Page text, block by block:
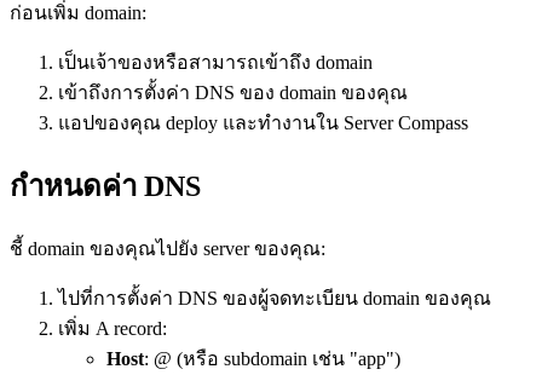
ก่อนเพิ่ม domain:
เป็นเจ้าของหรือสามารถเข้าถึง domain
เข้าถึงการตั้งค่า DNS ของ domain ของคุณ
แอปของคุณ deploy และทำงานใน Server Compass
กำหนดค่า DNS
ชี้ domain ของคุณไปยัง server ของคุณ:
ไปที่การตั้งค่า DNS ของผู้จดทะเบียน domain ของคุณ
เพิ่ม A record:
Host: @ (หรือ subdomain เช่น "app")